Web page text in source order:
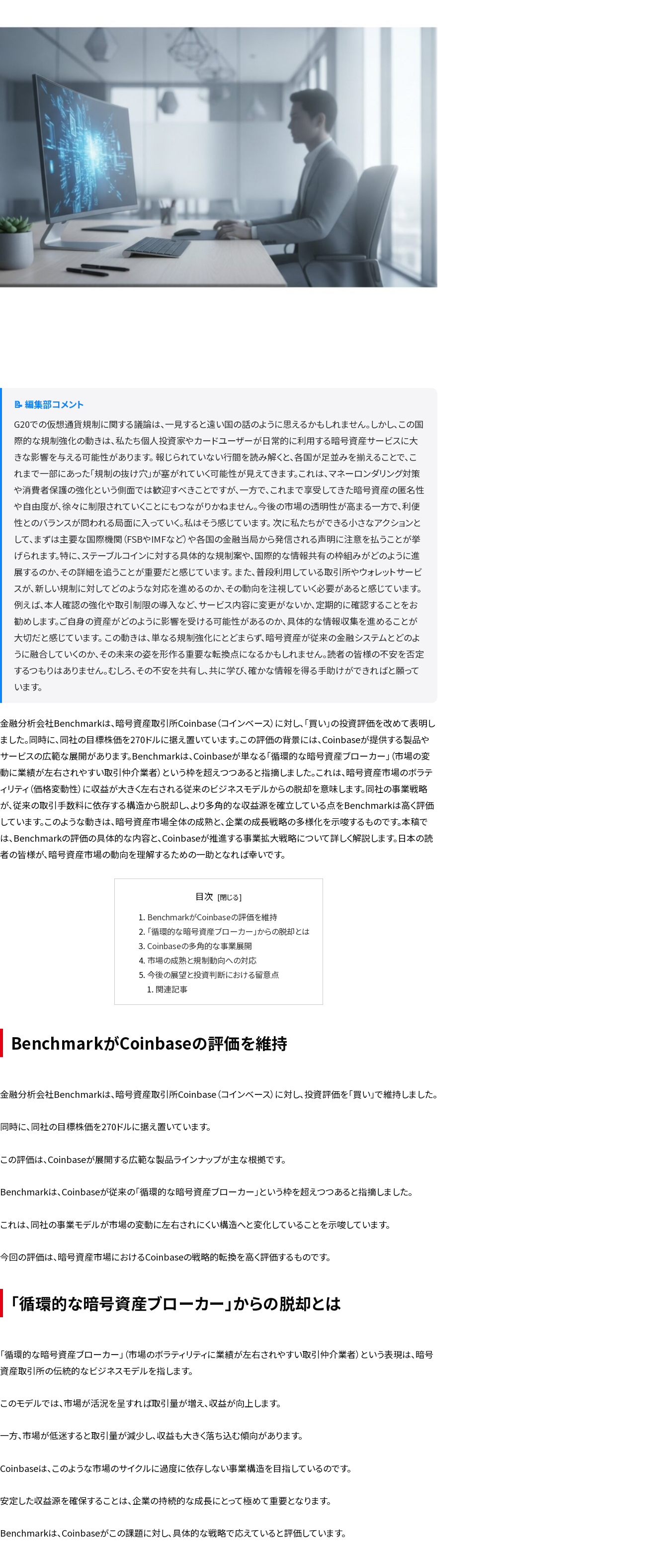
📝 編集部コメント
G20での仮想通貨規制に関する議論は、一見すると遠い国の話のように思えるかもしれません。しかし、この国
際的な規制強化の動きは、私たち個人投資家やカードユーザーが日常的に利用する暗号資産サービスに大
きな影響を与える可能性があります。 報じられていない行間を読み解くと、各国が足並みを揃えることで、こ
れまで一部にあった「規制の抜け穴」が塞がれていく可能性が見えてきます。これは、マネーロンダリング対策
や消費者保護の強化という側面では歓迎すべきことですが、一方で、これまで享受してきた暗号資産の匿名性
や自由度が、徐々に制限されていくことにもつながりかねません。今後の市場の透明性が高まる一方で、利便
性とのバランスが問われる局面に入っていく。私はそう感じています。 次に私たちができる小さなアクションと
して、まずは主要な国際機関（FSBやIMFなど）や各国の金融当局から発信される声明に注意を払うことが挙
げられます。特に、ステーブルコインに対する具体的な規制案や、国際的な情報共有の枠組みがどのように進
展するのか、その詳細を追うことが重要だと感じています。 また、普段利用している取引所やウォレットサービ
スが、新しい規制に対してどのような対応を進めるのか、その動向を注視していく必要があると感じています。
例えば、本人確認の強化や取引制限の導入など、サービス内容に変更がないか、定期的に確認することをお
勧めします。ご自身の資産がどのように影響を受ける可能性があるのか、具体的な情報収集を進めることが
大切だと感じています。 この動きは、単なる規制強化にとどまらず、暗号資産が従来の金融システムとどのよ
うに融合していくのか、その未来の姿を形作る重要な転換点になるかもしれません。読者の皆様の不安を否定
するつもりはありません。むしろ、その不安を共有し、共に学び、確かな情報を得る手助けができればと願って
います。
金融分析会社Benchmarkは、暗号資産取引所Coinbase（コインベース）に対し、「買い」の投資評価を改めて表明し
ました。同時に、同社の目標株価を270ドルに据え置いています。この評価の背景には、Coinbaseが提供する製品や
サービスの広範な展開があります。Benchmarkは、Coinbaseが単なる「循環的な暗号資産ブローカー」（市場の変
動に業績が左右されやすい取引仲介業者）という枠を超えつつあると指摘しました。これは、暗号資産市場のボラテ
ィリティ（価格変動性）に収益が大きく左右される従来のビジネスモデルからの脱却を意味します。同社の事業戦略
が、従来の取引手数料に依存する構造から脱却し、より多角的な収益源を確立している点をBenchmarkは高く評価
しています。このような動きは、暗号資産市場全体の成熟と、企業の成長戦略の多様化を示唆するものです。本稿で
は、Benchmarkの評価の具体的な内容と、Coinbaseが推進する事業拡大戦略について詳しく解説します。日本の読
者の皆様が、暗号資産市場の動向を理解するための一助となれば幸いです。
目次
BenchmarkがCoinbaseの評価を維持
「循環的な暗号資産ブローカー」からの脱却とは
Coinbaseの多角的な事業展開
市場の成熟と規制動向への対応
今後の展望と投資判断における留意点
関連記事
BenchmarkがCoinbaseの評価を維持
金融分析会社Benchmarkは、暗号資産取引所Coinbase（コインベース）に対し、投資評価を「買い」で維持しました。
同時に、同社の目標株価を270ドルに据え置いています。
この評価は、Coinbaseが展開する広範な製品ラインナップが主な根拠です。
Benchmarkは、Coinbaseが従来の「循環的な暗号資産ブローカー」という枠を超えつつあると指摘しました。
これは、同社の事業モデルが市場の変動に左右されにくい構造へと変化していることを示唆しています。
今回の評価は、暗号資産市場におけるCoinbaseの戦略的転換を高く評価するものです。
「循環的な暗号資産ブローカー」からの脱却とは
「循環的な暗号資産ブローカー」（市場のボラティリティに業績が左右されやすい取引仲介業者）という表現は、暗号
資産取引所の伝統的なビジネスモデルを指します。
このモデルでは、市場が活況を呈すれば取引量が増え、収益が向上します。
一方、市場が低迷すると取引量が減少し、収益も大きく落ち込む傾向があります。
Coinbaseは、このような市場のサイクルに過度に依存しない事業構造を目指しているのです。
安定した収益源を確保することは、企業の持続的な成長にとって極めて重要となります。
Benchmarkは、Coinbaseがこの課題に対し、具体的な戦略で応えていると評価しています。